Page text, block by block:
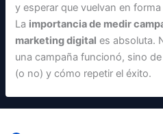
y esperar que vuelvan en
La importancia de medir
marketing digital es absoluta.
una campaña funcionó, sino
(o no) y cómo repetir el éxito.